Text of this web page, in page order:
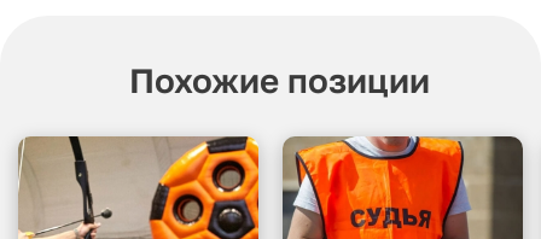
Похожие позиции